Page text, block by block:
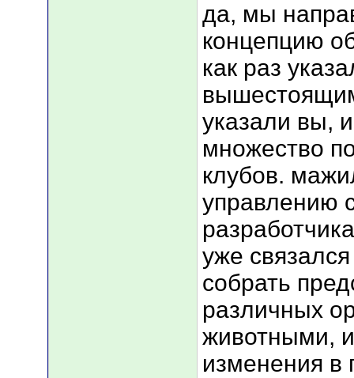
да, мы
концепцию
как раз
указали вы,
множество
клубов.
управлению
уже
собрать
различных
животными,
изменения в